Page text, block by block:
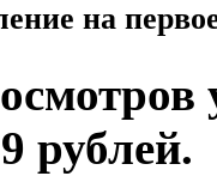
на
рублей.